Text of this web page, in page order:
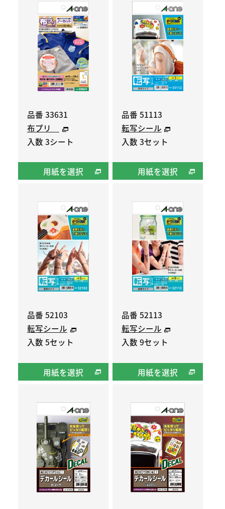
品番 33631
布プリ
入数 3シート
用紙を選択
品番 51113
転写シール
入数 3セット
用紙を選択
品番 52103
転写シール
入数 5セット
用紙を選択
品番 52113
転写シール
入数 9セット
用紙を選択